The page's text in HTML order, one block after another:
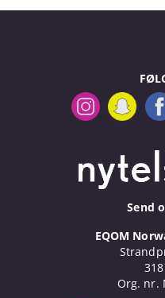
Send
EQOM
Org. nr.